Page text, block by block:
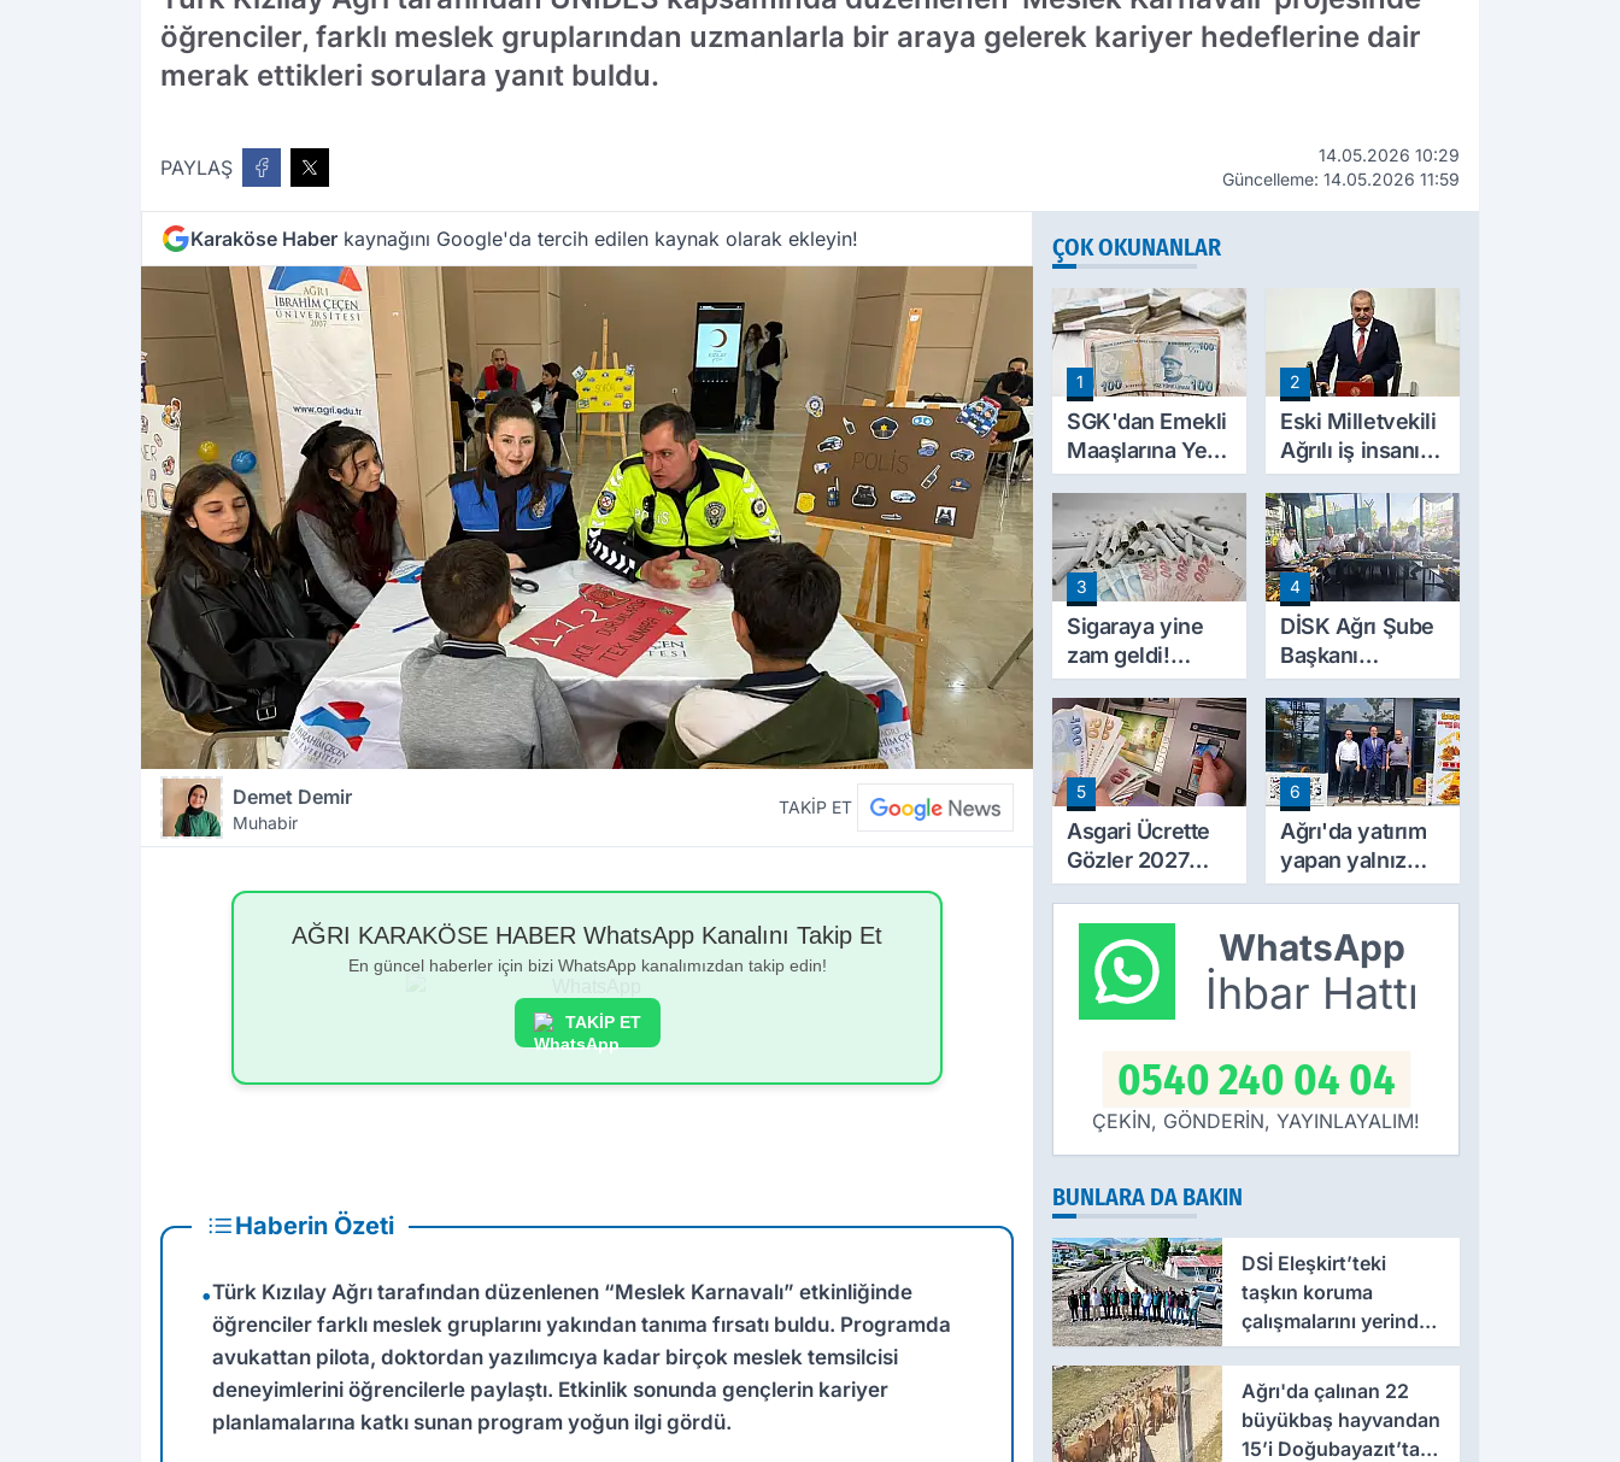
öğrenciler, farklı meslek gruplarından uzmanlarla bir araya gelerek kariyer hedeflerine dair
merak ettikleri sorulara yanıt buldu.
PAYLAŞ
14.05.2026 10:29
Güncelleme: 14.05.2026 11:59
Karaköse Haber kaynağını Google'da tercih edilen kaynak olarak ekleyin!
Demet Demir
Muhabir
TAKİP ET
AĞRI KARAKÖSE HABER WhatsApp Kanalını Takip Et
En güncel haberler için bizi WhatsApp kanalımızdan takip edin!
TAKİP ET
Haberin Özeti
•Türk Kızılay Ağrı tarafından düzenlenen “Meslek Karnavalı” etkinliğinde
öğrenciler farklı meslek gruplarını yakından tanıma fırsatı buldu. Programda
avukattan pilota, doktordan yazılımcıya kadar birçok meslek temsilcisi
deneyimlerini öğrencilerle paylaştı. Etkinlik sonunda gençlerin kariyer
planlamalarına katkı sunan program yoğun ilgi gördü.
ÇOK OKUNANLAR
1
SGK'dan Emekli
Maaşlarına Yeni
Kesinti
Düzenlemesi!
Prim Borçları
Aylıklardan
Tahsil Edilecek
2
Eski Milletvekili
Ağrılı iş insanı
hayatını kaybetti
3
Sigaraya yine
zam geldi!
Fiyatlar 10 TL
arttı
4
DİSK Ağrı Şube
Başkanı
Erincik'ten Ağrı
Belediyesi'ne
sert tepki!
5
Asgari Ücrette
Gözler 2027
Zammında! İlk
Zamlı Maaşın
Ödeneceği
Tarih Netleşti
6
Ağrı'da yatırım
yapan yalnız
bırakılmıyor!
Şimşek'ten
ziyaret
WhatsApp
İhbar Hattı
0540 240 04 04
ÇEKİN, GÖNDERİN, YAYINLAYALIM!
BUNLARA DA BAKIN
DSİ Eleşkirt’teki
taşkın koruma
çalışmalarını yerinde
inceledi
Ağrı'da çalınan 22
büyükbaş hayvandan
15’i Doğubayazıt’ta